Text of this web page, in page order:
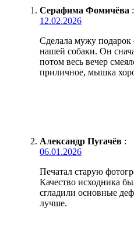
Серафима Фомичёва :
12.02.2026
Сделала мужу
нашей собаки. Он
потом весь вечер
приличное, мышка
Александр Пугачёв :
06.01.2026
Печатал старую
Качество исходника
сгладили основные
лучше.